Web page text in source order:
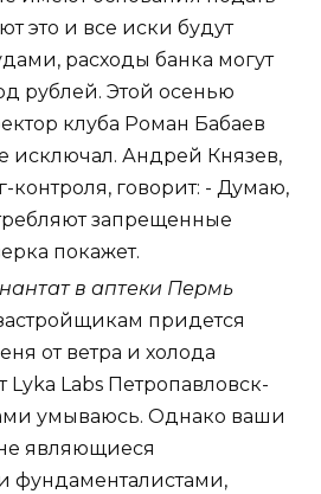
это и все иски будут
расходы банка могут
рублей. Этой осенью
клуба Роман Бабаев
исключал. Андрей Князев,
контроля, говорит: - Думаю,
запрещенные
покажет.
в аптеки Пермь
придется
от ветра и холода
Lyka Labs Петропавловск-
умываюсь. Однако ваши
являющиеся
фундаменталистами,